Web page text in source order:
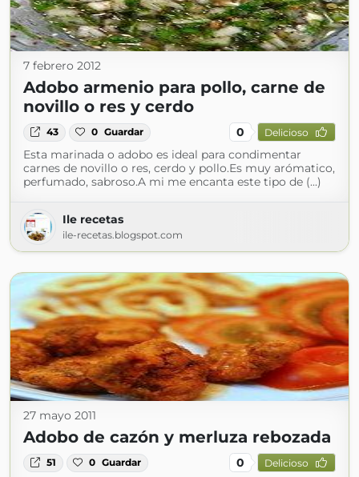
7 febrero 2012
Adobo armenio para pollo, carne de
novillo o res y cerdo
43 0 Guardar 0 Delicioso
Esta marinada o adobo es ideal para condimentar
carnes de novillo o res, cerdo y pollo.Es muy arómatico,
perfumado, sabroso.A mi me encanta este tipo de (...)
Ile recetas
ile-recetas.blogspot.com
27 mayo 2011
Adobo de cazón y merluza rebozada
51 0 Guardar 0 Delicioso